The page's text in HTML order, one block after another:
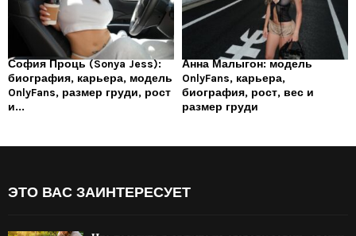
София Проць (Sonya Jess):
биография, карьера, модель
OnlyFans, размер груди, рост
и...
Анна Малыгон: модель
OnlyFans, карьера,
биография, рост, вес и
размер груди
ЭТО ВАС ЗАИНТЕРЕСУЕТ